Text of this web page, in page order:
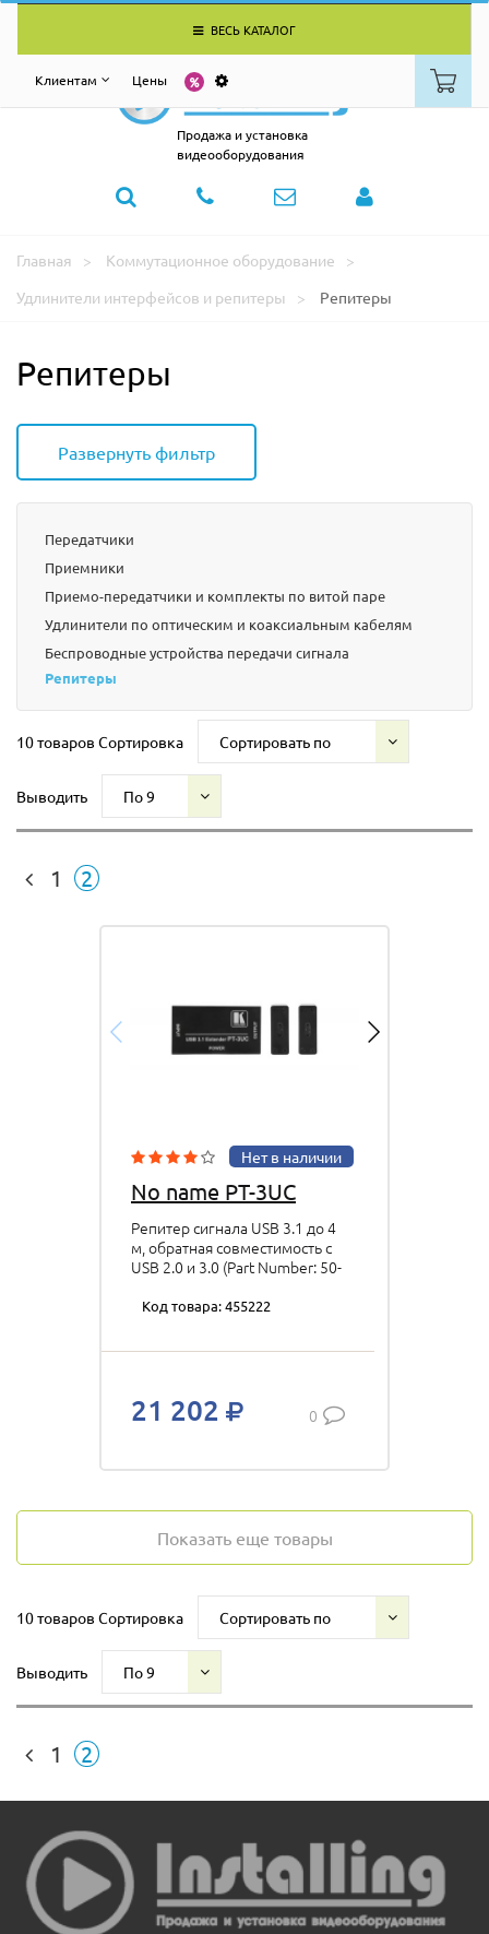
ВЕСЬ КАТАЛОГ
Клиентам Цены
Продажа и установка
видеооборудования
Главная
Коммутационное оборудование
Удлинители интерфейсов и репитеры
Репитеры
Репитеры
Развернуть фильтр
Передатчики
Приемники
Приемо-передатчики и комплекты по витой паре
Удлинители по оптическим и коаксиальным кабелям
Беспроводные устройства передачи сигнала
Репитеры
10 товаров Сортировка Сортировать по
Выводить По 9
1 2
Нет в наличии
No name PT-3UC
Репитер сигнала USB 3.1 до 4
м, обратная совместимость с
USB 2.0 и 3.0 (Part Number: 50-
Код товара: 455222
21 202 0
Показать еще товары
10 товаров Сортировка Сортировать по
Выводить По 9
1 2